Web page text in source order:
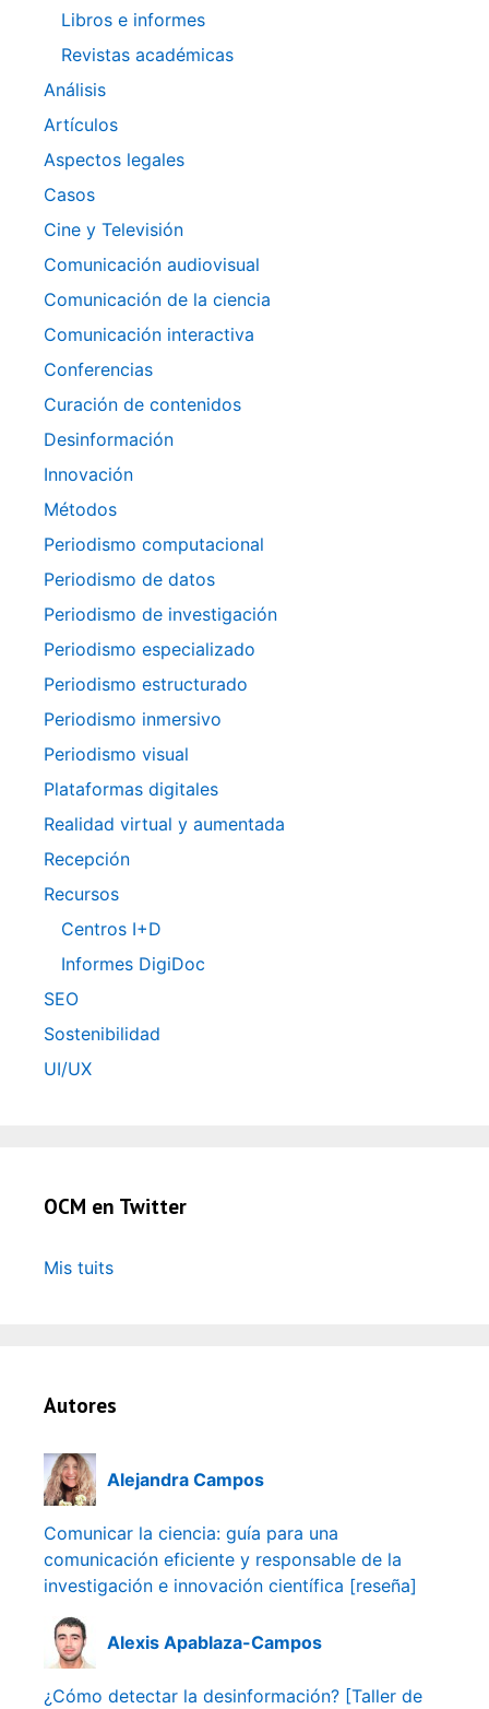
Libros e informes
Revistas académicas
Análisis
Artículos
Aspectos legales
Casos
Cine y Televisión
Comunicación audiovisual
Comunicación de la ciencia
Comunicación interactiva
Conferencias
Curación de contenidos
Desinformación
Innovación
Métodos
Periodismo computacional
Periodismo de datos
Periodismo de investigación
Periodismo especializado
Periodismo estructurado
Periodismo inmersivo
Periodismo visual
Plataformas digitales
Realidad virtual y aumentada
Recepción
Recursos
Centros I+D
Informes DigiDoc
SEO
Sostenibilidad
UI/UX
OCM en Twitter
Mis tuits
Autores
Alejandra Campos
Comunicar la ciencia: guía para una
comunicación eficiente y responsable de la
investigación e innovación científica [reseña]
Alexis Apablaza-Campos
¿Cómo detectar la desinformación? [Taller de